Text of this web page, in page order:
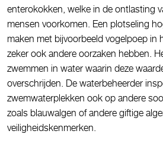
enterokokken, welke in de ontlasting
mensen voorkomen. Een plotseling
maken met bijvoorbeeld vogelpoep in
zeker ook andere oorzaken hebben.
zwemmen in water waarin deze
overschrijden. De waterbeheerder
zwemwaterplekken ook op andere
zoals blauwalgen of andere giftige
veiligheidskenmerken.